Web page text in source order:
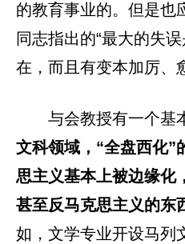
的教育事业的。但是也
同志指出的“最大的失
在，而且有变本加厉、
与会教授有一个基
文科领域，“全盘西化”
思主义基本上被边缘化
甚至反马克思主义的东
如，文学专业开设马列